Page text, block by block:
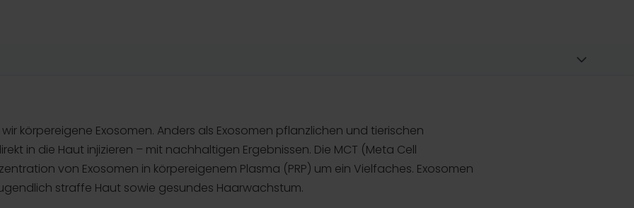
körpereigene Exosomen. Anders als Exosomen pflanzlichen und tierischen
in die Haut injizieren – mit nachhaltigen Ergebnissen. Die MCT (Meta Cell
von Exosomen in körpereigenem Plasma (PRP) um ein Vielfaches. Exosomen
straffe Haut sowie gesundes Haarwachstum.